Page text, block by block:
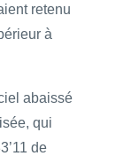
retenu
à
abaissé
qui
de